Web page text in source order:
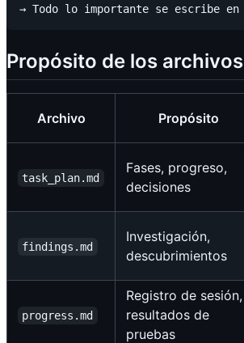
Propósito de los archivos
Archivo Propósito
task_plan.md
Fases, progreso,
decisiones
findings.md
Investigación,
descubrimientos
progress.md
Registro de sesión,
resultados de
pruebas